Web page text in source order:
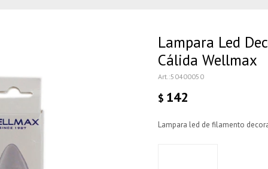
Lampara Led
Cálida Wellmax
50400050
$ 142
Lampara led de filamento